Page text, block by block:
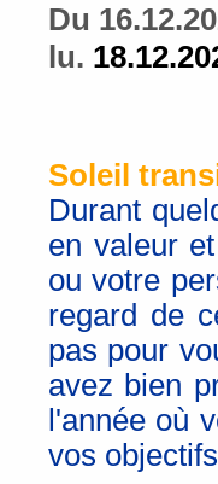
Du
lu.
Soleil
Durant
en valeur
ou votre
regard de
pas pour
avez bien
l'année où
vos